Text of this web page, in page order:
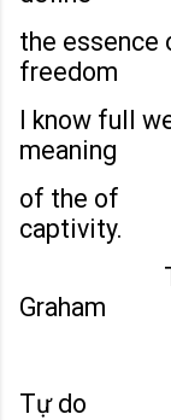
the essence
I know full
of the of
Graham
Tự do